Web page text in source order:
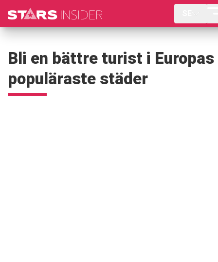
Bli en bättre turist i Europas
populäraste städer